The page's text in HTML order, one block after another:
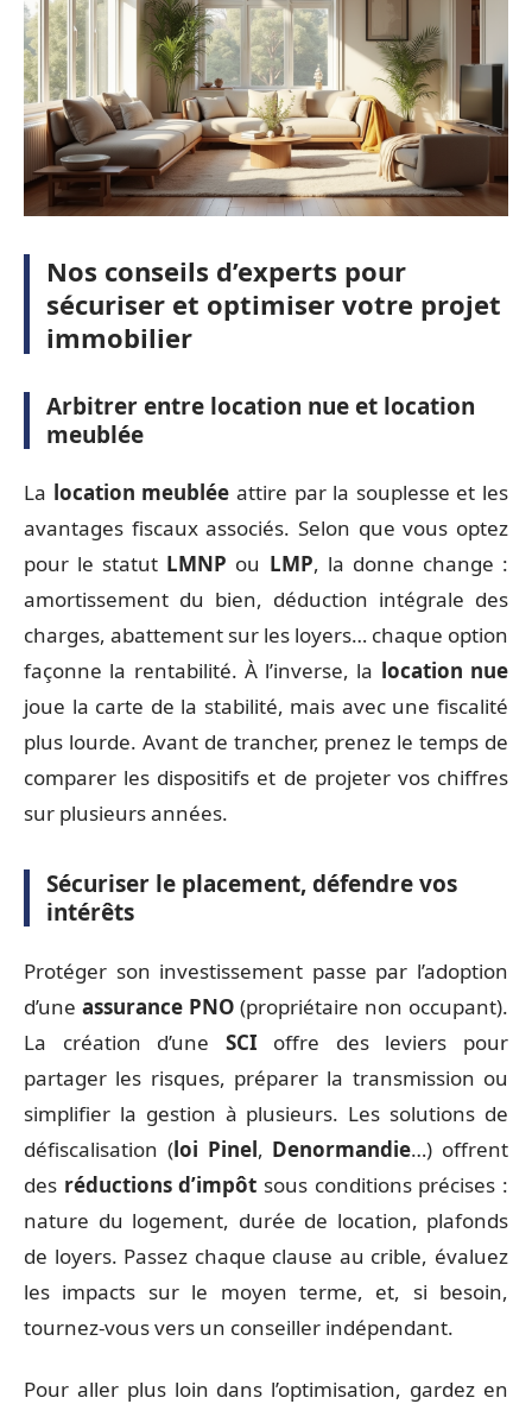
Nos conseils d’experts pour
sécuriser et optimiser votre projet
immobilier
Arbitrer entre location nue et location
meublée
La location meublée attire par la souplesse et les
avantages fiscaux associés. Selon que vous optez
pour le statut LMNP ou LMP, la donne change :
amortissement du bien, déduction intégrale des
charges, abattement sur les loyers… chaque option
façonne la rentabilité. À l’inverse, la location nue
joue la carte de la stabilité, mais avec une fiscalité
plus lourde. Avant de trancher, prenez le temps de
comparer les dispositifs et de projeter vos chiffres
sur plusieurs années.
Sécuriser le placement, défendre vos
intérêts
Protéger son investissement passe par l’adoption
d’une assurance PNO (propriétaire non occupant).
La création d’une SCI offre des leviers pour
partager les risques, préparer la transmission ou
simplifier la gestion à plusieurs. Les solutions de
défiscalisation (loi Pinel, Denormandie…) offrent
des réductions d’impôt sous conditions précises :
nature du logement, durée de location, plafonds
de loyers. Passez chaque clause au crible, évaluez
les impacts sur le moyen terme, et, si besoin,
tournez-vous vers un conseiller indépendant.
Pour aller plus loin dans l’optimisation, gardez en